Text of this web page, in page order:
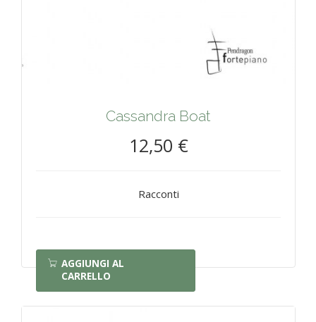
Cassandra Boat
12,50 €
Racconti
AGGIUNGI AL
CARRELLO